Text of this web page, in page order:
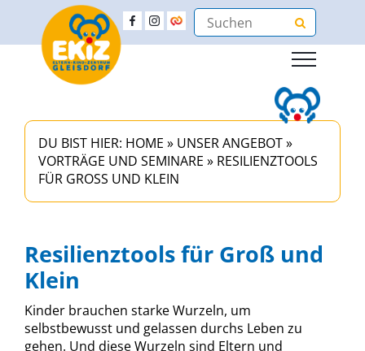
DU BIST HIER: HOME » UNSER ANGEBOT»
VORTRÄGE UND SEMINARE » RESILIENZTOOLS
FÜR GROSS UND KLEIN
Resilienztools für Groß und
Klein
Kinder brauchen starke Wurzeln, um
selbstbewusst und gelassen durchs Leben zu
gehen. Und diese Wurzeln sind Eltern und